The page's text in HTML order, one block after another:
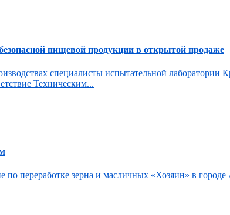
пищевой продукции в открытой продаже
специалисты испытательной
Техническим...
переработке зерна и масличных «Хозяин» в